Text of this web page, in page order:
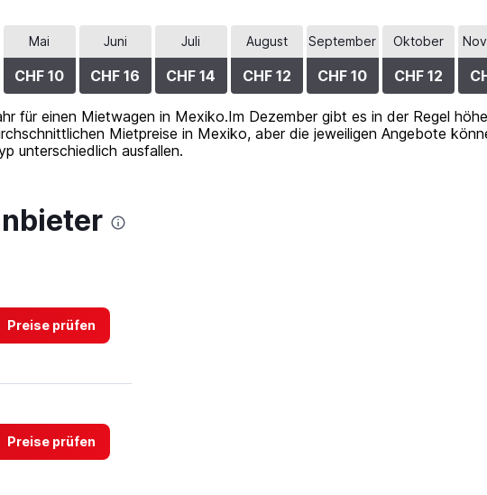
Mai
CHF 10
Juni
CHF 16
Juli
CHF 14
August
CHF 12
September
CHF 10
Oktober
CHF 12
für einen Mietwagen in Mexiko.Im Dezember gibt es in der Regel
Mietpreise in Mexiko, aber die jeweiligen Angebote
unterschiedlich ausfallen.
Preise prüfen
Preise prüfen